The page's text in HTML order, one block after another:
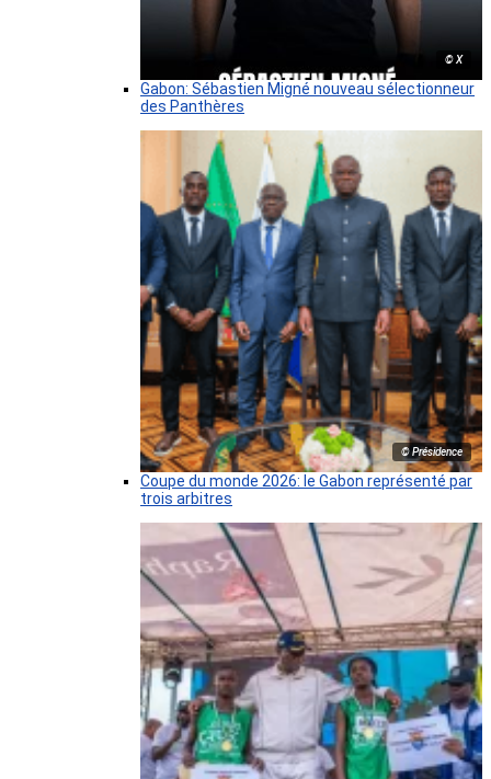
© X
Gabon: Sébastien Migné nouveau sélectionneur
des Panthères
© Présidence
Coupe du monde 2026: le Gabon représenté par
trois arbitres